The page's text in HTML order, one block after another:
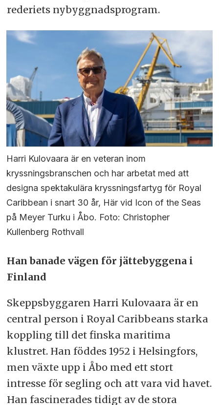
rederiets nybyggnadsprogram.
Harri Kulovaara är en veteran inom
kryssningsbranschen och har arbetat med att
designa spektakulära kryssningsfartyg för Royal
Caribbean i snart 30 år, Här vid Icon of the Seas
på Meyer Turku i Åbo. Foto: Christopher
Kullenberg Rothvall
Han banade vägen för jättebyggena i
Finland
Skeppsbyggaren Harri Kulovaara är en
central person i Royal Caribbeans starka
koppling till det finska maritima
klustret. Han föddes 1952 i Helsingfors,
men växte upp i Åbo med ett stort
intresse för segling och att vara vid havet.
Han fascinerades tidigt av de stora